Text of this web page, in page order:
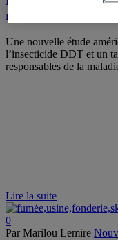
responsables de la
Une nouvelle étude
l’insecticide DDT et un
responsables de la
Lire la suite
0
Par Marilou Lemire